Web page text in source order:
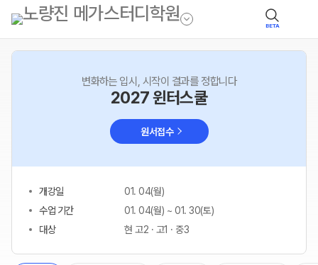
BETA
변화하는 입시, 시작이 결과를 정합니다
2027 윈터스쿨
원서접수
개강일
01. 04(월)
수업 기간
01. 04(월) ~ 01. 30(토)
대상
현 고2 · 고1 · 중3